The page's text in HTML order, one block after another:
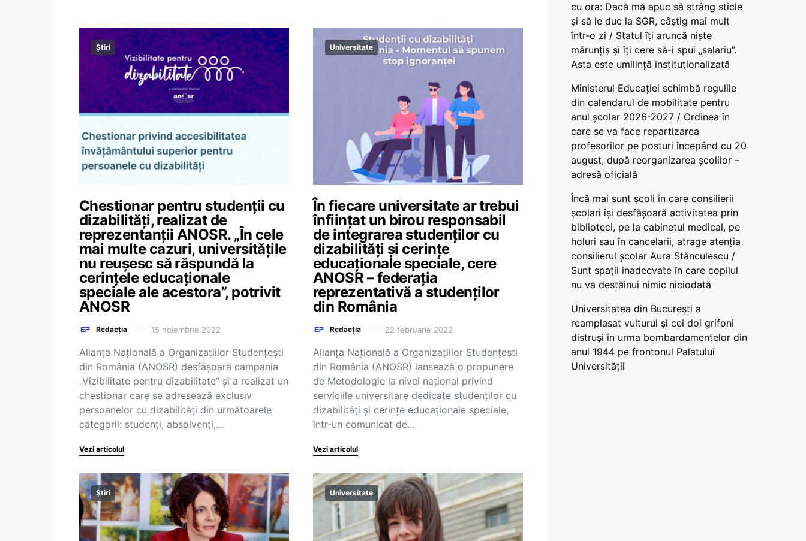
Știri
Chestionar pentru studenții cu
dizabilități, realizat de
reprezentanții ANOSR. „În cele
mai multe cazuri, universitățile
nu reușesc să răspundă la
cerințele educaționale
speciale ale acestora”, potrivit
ANOSR
Redacția 15 noiembrie 2022
Alianța Națională a Organizațiilor Studențești
din România (ANOSR) desfășoară campania
„Vizibilitate pentru dizabilitate” și a realizat un
chestionar care se adresează exclusiv
persoanelor cu dizabilități din următoarele
categorii: studenți, absolvenți,…
Vezi articolul
Universitate
În fiecare universitate ar trebui
înființat un birou responsabil
de integrarea studenților cu
dizabilități și cerințe
educaționale speciale, cere
ANOSR – federația
reprezentativă a studenților
din România
Redacția 22 februarie 2022
Alianța Națională a Organizațiilor Studențești
din România (ANOSR) lansează o propunere
de Metodologie la nivel național privind
serviciile universitare dedicate studenților cu
dizabilități și cerințe educaționale speciale,
într-un comunicat de…
Vezi articolul
Știri Universitate
cu ora: Dacă mă apuc să strâng sticle
și să le duc la SGR, câștig mai mult
într-o zi / Statul îți aruncă niște
mărunțiș și îți cere să-i spui „salariu”.
Asta este umilință instituționalizată
Ministerul Educației schimbă regulile
din calendarul de mobilitate pentru
anul școlar 2026-2027 / Ordinea în
care se va face repartizarea
profesorilor pe posturi începând cu 20
august, după reorganizarea școlilor –
adresă oficială
Încă mai sunt școli în care consilierii
școlari își desfășoară activitatea prin
biblioteci, pe la cabinetul medical, pe
holuri sau în cancelarii, atrage atenția
consilierul școlar Aura Stănculescu /
Sunt spații inadecvate în care copilul
nu va destăinui nimic niciodată
Universitatea din București a
reamplasat vulturul și cei doi grifoni
distruși în urma bombardamentelor din
anul 1944 pe frontonul Palatului
Universității